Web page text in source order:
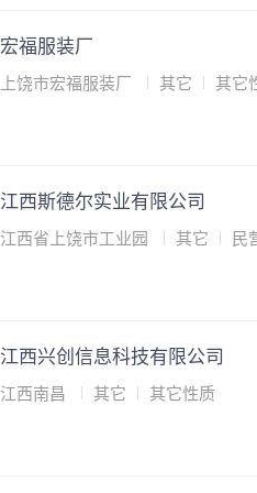
宏福服装厂
上饶市宏福服装厂 其它 其它
江西斯德尔实业有限公司
江西省上饶市工业园 其它 民
江西兴创信息科技有限公司
江西南昌 其它 其它性质